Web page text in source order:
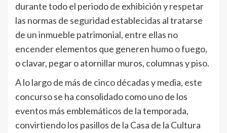
durante todo el periodo de exhibición y respetar
las normas de seguridad establecidas al tratarse
de un inmueble patrimonial, entre ellas no
encender elementos que generen humo o fuego,
o clavar, pegar o atornillar muros, columnas y piso.
A lo largo de más de cinco décadas y media, este
concurso se ha consolidado como uno de los
eventos más emblemáticos de la temporada,
convirtiendo los pasillos de la Casa de la Cultura